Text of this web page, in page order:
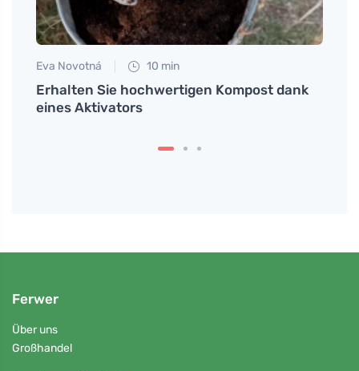
Eva Novotná 10 min
Erhalten Sie hochwertigen Kompost dank
eines Aktivators
Ferwer
Über uns
Großhandel